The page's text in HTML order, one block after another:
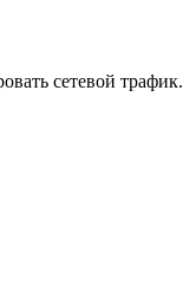
сетевой трафик.